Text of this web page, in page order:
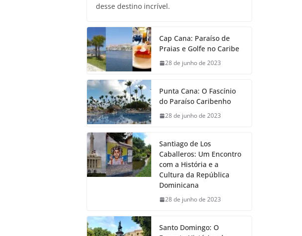
desse destino incrível.
Cap Cana: Paraíso de
Praias e Golfe no Caribe
28 de junho de 2023
Punta Cana: O Fascínio
do Paraíso Caribenho
28 de junho de 2023
Santiago de Los
Caballeros: Um Encontro
com a História e a
Cultura da República
Dominicana
28 de junho de 2023
Santo Domingo: O